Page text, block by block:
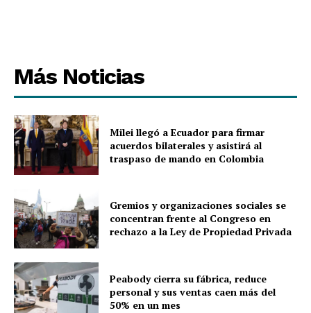
Más Noticias
Milei llegó a Ecuador para firmar
acuerdos bilaterales y asistirá al
traspaso de mando en Colombia
Gremios y organizaciones sociales se
concentran frente al Congreso en
rechazo a la Ley de Propiedad Privada
Peabody cierra su fábrica, reduce
personal y sus ventas caen más del
50% en un mes